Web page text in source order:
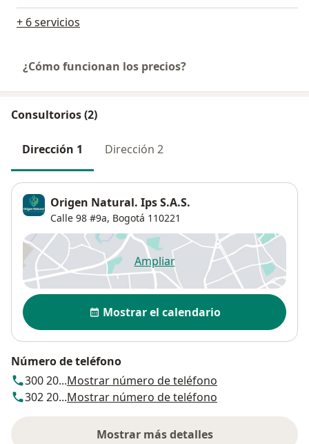
+ 6 servicios
¿Cómo funcionan los precios?
Consultorios (2)
Dirección 1 Dirección 2
Origen Natural. Ips S.A.S.
Calle 98 #9a, Bogotá 110221
Ampliarse abre en una nueva
Disponibilidad
Mostrar el calendario
Número de teléfono
300 20...Mostrar número de teléfono
302 20...Mostrar número de teléfono
Mostrar más detalles